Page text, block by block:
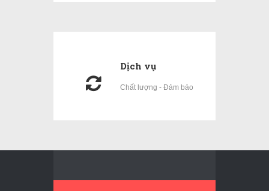
Dịch vụ
Chất lượng - Đảm bảo